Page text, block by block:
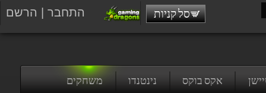
התחבר הרשם סל קניות
אקס בוקס נינטנדו משחקים